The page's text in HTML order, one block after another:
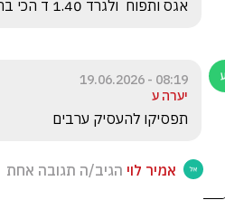
אגס ותפוח  ולגרד 1.40 ד הכי בריא טרי ובלי חומרים משמרים
08:19 - 19.06.2026
יערה ע
תפסיקו להעסיק ערבים
אמיר לוי הגיב/ה תגובה אחת